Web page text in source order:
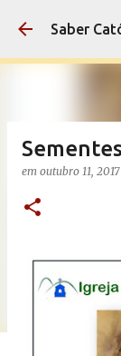
Saber
em outubro 11, 2017